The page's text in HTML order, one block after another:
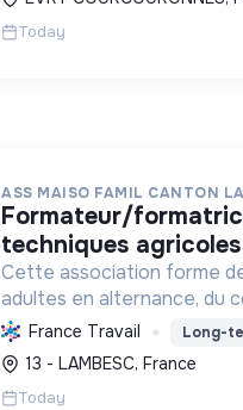
Today
ASS MAISO FAMIL CANTON
formateur/formatrice mfr en
techniques
Cette association forme
adultes en alternance, du
bac, aux métiers liés à la
et l'environnement,
écologique et l'épanouisse...
France Travail Long-
13 - LAMBESC, France
Today